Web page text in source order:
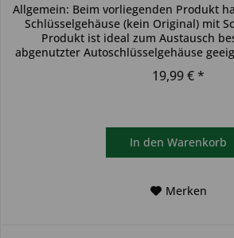
Allgemein: Beim vorliegenden Produkt
Schlüsselgehäuse (kein Original) mit
Produkt ist ideal zum Austausch
abgenutzter Autoschlüsselgehäuse
19,99 € *
In den Warenkorb
Merken